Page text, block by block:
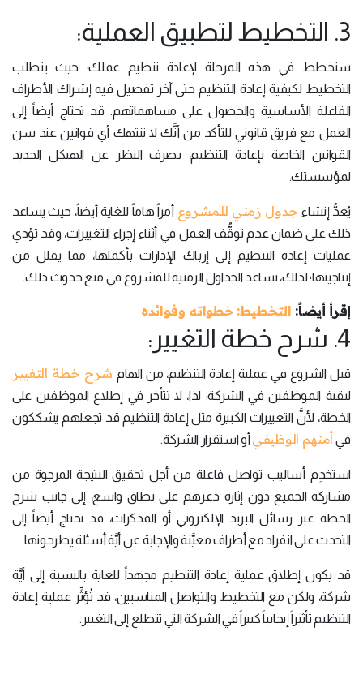
3. التخطيط لتطبيق العملية:
ستخطط في هذه المرحلة لإعادة تنظيم عملك؛ حيث يتطلب
التخطيط لكيفية إعادة التنظيم حتى آخر تفصيل فيه إشراك الأطراف
الفاعلة الأساسية والحصول على مساهماتهم. قد تحتاج أيضاً إلى
العمل مع فريق قانوني للتأكد من أنَّك لا تنتهك أي قوانين عند سن
القوانين الخاصة بإعادة التنظيم، بصرف النظر عن الهيكل الجديد
لمؤسستك.
يُعدُّ إنشاء جدول زمني للمشروع أمراً هاماً للغاية أيضاً، حيث يساعد
ذلك على ضمان عدم توقُّف العمل في أثناء إجراء التغييرات، وقد تؤدي
عمليات إعادة التنظيم إلى إرباك الإدارات بأكملها، مما يقلل من
إنتاجيتها؛ لذلك، تساعد الجداول الزمنية للمشروع في منع حدوث ذلك.
إقرأ أيضاً: التخطيط: خطواته وفوائده
4. شرح خطة التغيير:
قبل الشروع في عملية إعادة التنظيم، من الهام شرح خطة التغيير
لبقية الموظفين في الشركة؛ لذا، لا تتأخر في إطلاع الموظفين على
الخطة، لأنَّ التغييرات الكبيرة مثل إعادة التنظيم قد تجعلهم يشككون
في أمنهم الوظيفي أو استقرار الشركة.
استخدِم أساليب تواصل فاعلة من أجل تحقيق النتيجة المرجوة من
مشاركة الجميع دون إثارة ذعرهم على نطاق واسع، إلى جانب شرح
الخطة عبر رسائل البريد الإلكتروني أو المذكرات، قد تحتاج أيضاً إلى
التحدث على انفراد مع أطراف معيَّنة والإجابة عن أيَّة أسئلة يطرحونها.
قد يكون إطلاق عملية إعادة التنظيم مجهداً للغاية بالنسبة إلى أيَّة
شركة، ولكن مع التخطيط والتواصل المناسبين، قد تُؤثِّر عملية إعادة
التنظيم تأثيراً إيجابياً كبيراً في الشركة التي تتطلع إلى التغيير.